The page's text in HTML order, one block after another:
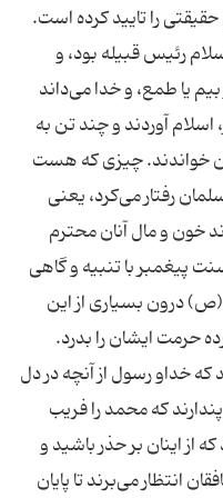
را تایید کرده است.
رئیس قبیله بود، و
یا طمع، و خدا می‌‌داند
آوردند و چند تن به
خواندند. چیزی که هست
رفتار می‌‌کرد، یعنی
خون و مال آنان محترم
پیغمبر با تنبیه و گاهی
درون بسیاری از این
حرمت ایشان را بدرد.
که خداو رسول از آنچه در دل
که محمد را فریب
از اینان بر حذر باشید و
انتظار می‌برند تا پایان